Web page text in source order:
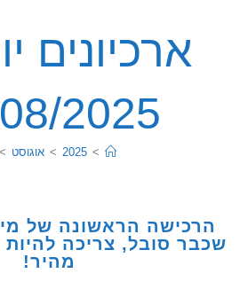
ארכיונים
08/2025
2025
> אוגוסט >
14
הראשונה של מי
סובל, צריכה להיות מד
מהיר!